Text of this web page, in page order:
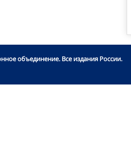
объединение. Все издания России.